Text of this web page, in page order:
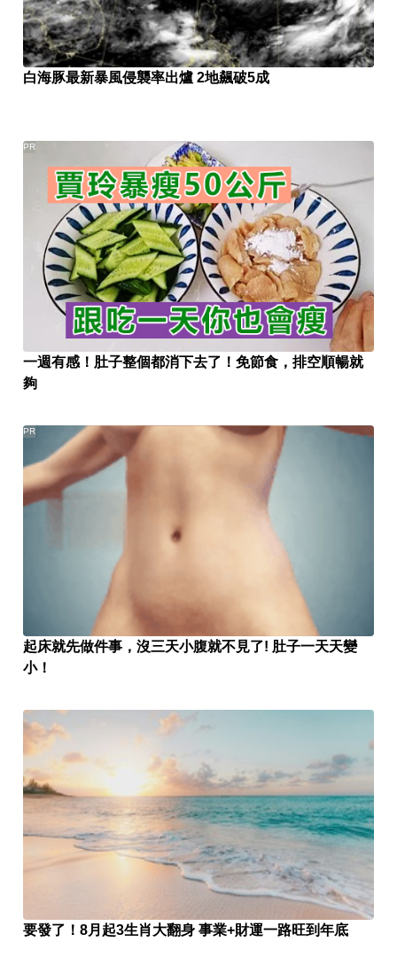
白海豚最新暴風侵襲率出爐 2地飆破5成
一週有感！肚子整個都消下去了！免節食，排空順暢就
夠
PR
起床就先做件事，沒三天小腹就不見了! 肚子一天天變
小！
PR
要發了！8月起3生肖大翻身 事業+財運一路旺到年底